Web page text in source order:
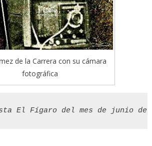
de la Carrera con su cámara
fotográfica
El Fígaro del mes de junio de